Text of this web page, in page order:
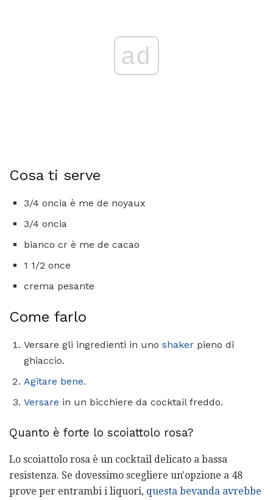
ad
Cosa ti serve
3/4 oncia è me de noyaux
3/4 oncia
bianco cr è me de cacao
1 1/2 once
crema pesante
Come farlo
Versare gli ingredienti in uno shaker pieno di
ghiaccio.
Agitare bene.
Versare in un bicchiere da cocktail freddo.
Quanto è forte lo scoiattolo rosa?
Lo scoiattolo rosa è un cocktail delicato a bassa
resistenza. Se dovessimo scegliere un'opzione a 48
prove per entrambi i liquori, questa bevanda avrebbe